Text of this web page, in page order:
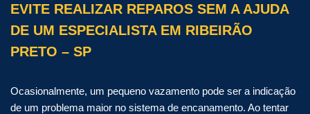
EVITE REALIZAR REPAROS SEM A AJUDA
DE UM ESPECIALISTA EM RIBEIRÃO
PRETO – SP
Ocasionalmente, um pequeno vazamento pode ser a indicação
de um problema maior no sistema de encanamento. Ao tentar